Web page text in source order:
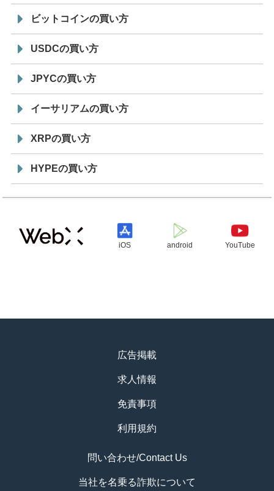
ビットコインの買い方
USDCの買い方
JPYCの買い方
イーサリアムの買い方
XRPの買い方
HYPEの買い方
iOS android YouTube
広告掲載
求人情報
免責事項
利用規約
問い合わせ/Contact Us
当社を名乗る詐欺について